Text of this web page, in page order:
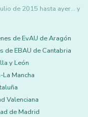
de 2015 hasta ayer... y
de EvAU de Aragón
de EBAU de Cantabria
y León
Mancha
Valenciana
de Madrid